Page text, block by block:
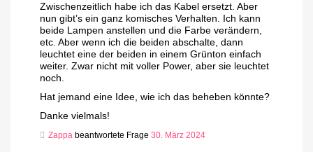
Zwischenzeitlich habe ich das Kabel ersetzt. Aber
nun gibt’s ein ganz komisches Verhalten. Ich kann
beide Lampen anstellen und die Farbe verändern,
etc. Aber wenn ich die beiden abschalte, dann
leuchtet eine der beiden in einem Grünton einfach
weiter. Zwar nicht mit voller Power, aber sie leuchtet
noch.
Hat jemand eine Idee, wie ich das beheben könnte?
Danke vielmals!
Zappa beantwortete Frage 30. März 2024